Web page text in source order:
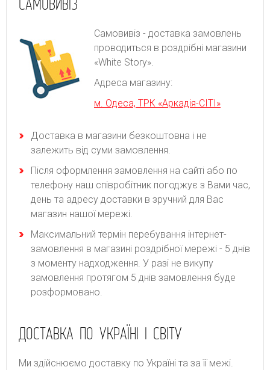
Самовивіз - доставка замовлень
проводиться в роздрібні магазини
«White Story».
Адреса магазину:
м. Одеса, ТРК «Аркадія-СІТІ»
Доставка в магазини безкоштовна і не
залежить від суми замовлення.
Після оформлення замовлення на сайті або по
телефону наш співробітник погоджує з Вами час,
день та адресу доставки в зручний для Вас
магазин нашої мережі.
Максимальний термін перебування інтернет-
замовлення в магазині роздрібної мережі - 5 днів
з моменту надходження. У разі не викупу
замовлення протягом 5 днів замовлення буде
розформовано.
ДОСТАВКА ПО УКРАЇНІ І СВІТУ
Ми здійснюємо доставку по Україні та за її межі.